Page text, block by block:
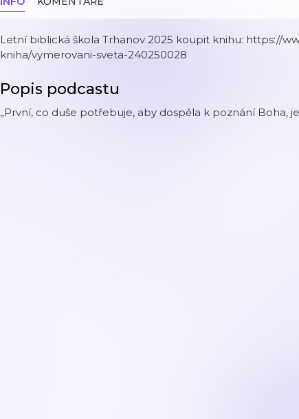
Letní biblická škola Trhanov 2025 koupit knihu: https://
kniha/vymerovani-sveta-240250028
Popis podcastu
„První, co duše potřebuje, aby dospěla k poznání Boha,